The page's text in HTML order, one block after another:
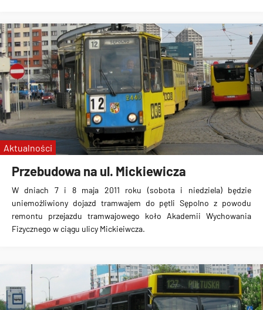
Przebudowa na ul. Mickiewicza
W dniach 7 i 8 maja 2011 roku (sobota i niedziela) będzie
uniemożliwiony dojazd tramwajem do pętli Sępolno z powodu
remontu przejazdu tramwajowego koło Akademii Wychowania
Fizycznego w ciągu ulicy Mickieiwcza.
Aktualności